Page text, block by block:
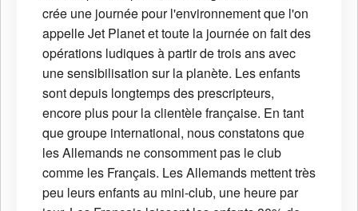
crée une journée pour l'environnement que l'on
appelle Jet Planet et toute la journée on fait des
opérations ludiques à partir de trois ans avec
une sensibilisation sur la planète. Les enfants
sont depuis longtemps des prescripteurs,
encore plus pour la clientèle française. En tant
que groupe international, nous constatons que
les Allemands ne consomment pas le club
comme les Français. Les Allemands mettent très
peu leurs enfants au mini-club, une heure par